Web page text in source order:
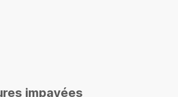
impayées